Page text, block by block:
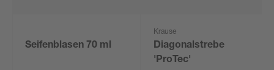
Seifenblasen 70 ml
Krause
Diagonalstrebe
'ProTec'